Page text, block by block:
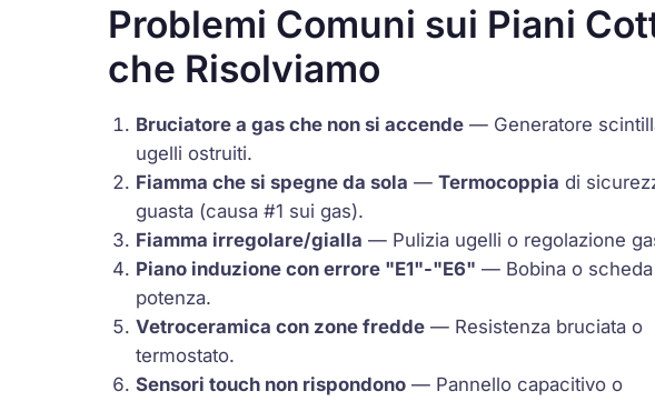
Problemi Comuni sui Piani
che Risolviamo
Bruciatore a gas che non si accende — Generatore
ugelli ostruiti.
Fiamma che si spegne da sola —Termocoppia di
guasta (causa #1 sui gas).
Fiamma irregolare/gialla — Pulizia ugelli o regolazione
Piano induzione con errore "E1"-"E6" — Bobina o
potenza.
Vetroceramica con zone fredde — Resistenza bruciata o
termostato.
Sensori touch non rispondono — Pannello capacitivo o